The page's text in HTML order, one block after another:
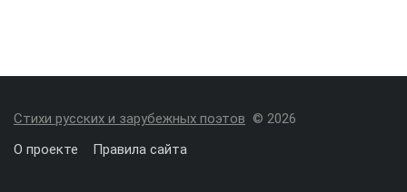
Стихи русских и зарубежных поэтов © 2026
О проекте
Правила сайта